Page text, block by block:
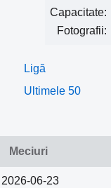
Capacitate:
Fotografii:
Ligă
Ultimele 50
Meciuri
2026-06-23